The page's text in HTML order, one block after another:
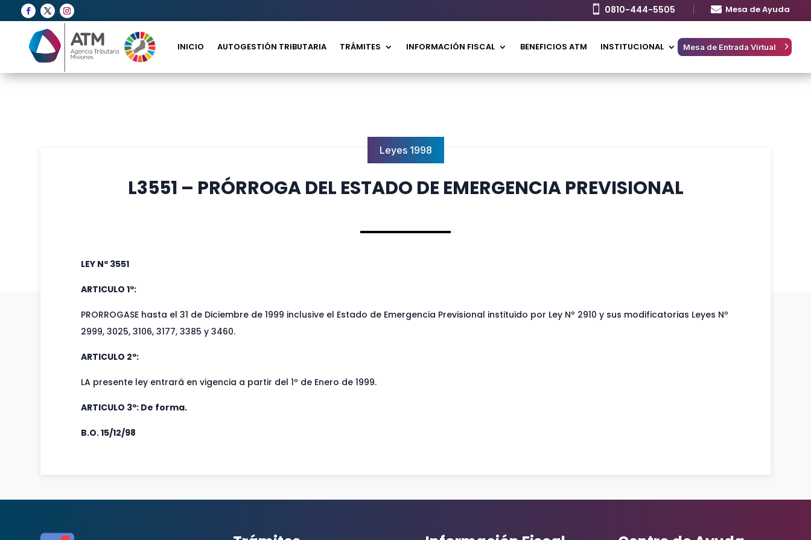
 0810-444-5505  Mesa de Ayuda
INICIO AUTOGESTIÓN TRIBUTARIA TRÁMITES INFORMACIÓN FISCAL BENEFICIOS ATM INSTITUCIONAL Mesa de Entrada Virtual
Leyes 1998
L3551 – PRÓRROGA DEL ESTADO DE EMERGENCIA PREVISIONAL
LEY Nº 3551
ARTICULO 1º:
PRORROGASE hasta el 31 de Diciembre de 1999 inclusive el Estado de Emergencia Previsional instituido por Ley Nº 2910 y sus modificatorias Leyes Nº
2999, 3025, 3106, 3177, 3385 y 3460.
ARTICULO 2º:
LA presente ley entrará en vigencia a partir del 1º de Enero de 1999.
ARTICULO 3º: De forma.
B.O. 15/12/98